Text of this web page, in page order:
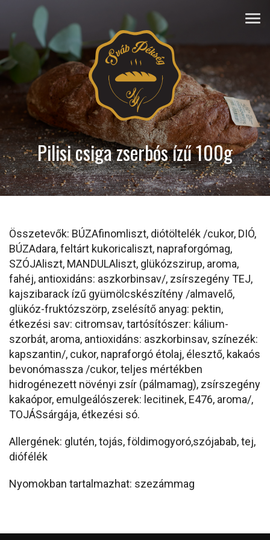
Pilisi csiga zserbós ízű 100g
Összetevők: BÚZAfinomliszt, diótöltelék /cukor, DIÓ,
BÚZAdara, feltárt kukoricaliszt, napraforgómag,
SZÓJAliszt, MANDULAliszt, glükózszirup, aroma,
fahéj, antioxidáns: aszkorbinsav/, zsírszegény TEJ,
kajszibarack ízű gyümölcskészítény /almavelő,
glükóz-fruktózszörp, zselésítő anyag: pektin,
étkezési sav: citromsav, tartósítószer: kálium-
szorbát, aroma, antioxidáns: aszkorbinsav, színezék:
kapszantin/, cukor, napraforgó étolaj, élesztő, kakaós
bevonómassza /cukor, teljes mértékben
hidrogénezett növényi zsír (pálmamag), zsírszegény
kakaópor, emulgeálószerek: lecitinek, E476, aroma/,
TOJÁSsárgája, étkezési só.
Allergének: glutén, tojás, földimogyoró,szójabab, tej,
diófélék
Nyomokban tartalmazhat: szezámmag